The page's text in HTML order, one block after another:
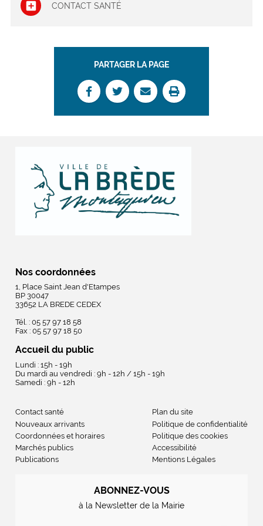
CONTACT SANTÉ
PARTAGER LA PAGE
Nos coordonnées
1, Place Saint Jean d'Etampes
BP 30047
33652 LA BREDE CEDEX
Tél. : 05 57 97 18 58
Fax : 05 57 97 18 50
Accueil du public
Lundi : 15h - 19h
Du mardi au vendredi : 9h - 12h / 15h - 19h
Samedi : 9h - 12h
Contact santé
Nouveaux arrivants
Coordonnées et horaires
Marchés publics
Publications
Plan du site
Politique de confidentialité
Politique des cookies
Accessibilité
Mentions Légales
ABONNEZ-VOUS
à la Newsletter de la Mairie